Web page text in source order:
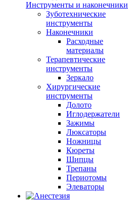
Инструменты и наконечники
Зуботехнические
инструменты
Наконечники
Расходные
материалы
Терапевтические
инструменты
Зеркало
Хирургические
инструменты
Долото
Иглодержатели
Зажимы
Люксаторы
Ножницы
Кюреты
Шипцы
Трепаны
Периотомы
Элеваторы